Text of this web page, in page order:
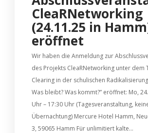
CleaRNetworking
(24.11.25 in
eröffnet
Wir haben die Anmeldung zur
des Projekts CleaRNetworking unter dem
Clearing in der schulischen
Was bleibt? Was kommt?” eröffnet: Mo,
Uhr – 17:30 Uhr (Tagesveranstaltung,
Übernachtung) Mercure Hotel Hamm,
3, 59065 Hamm Für unlimitiert kalte...